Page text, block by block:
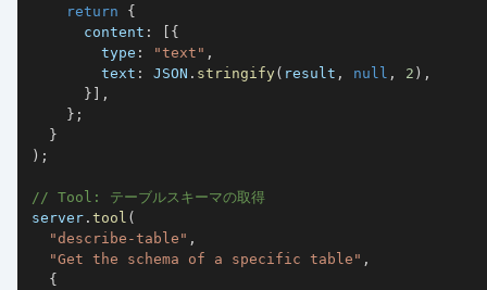
return
{
      content
: [ {
        type
: "text" ,
        text
: JSON . stringify( result , null , 2 ) ,
} ] ,
} ;
}
) ;
// Tool: テーブルスキーマの取得
server . tool (
"describe-table" ,
"Get the schema of a specific table" ,
{